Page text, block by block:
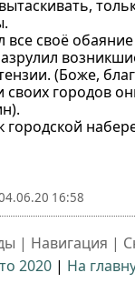
своё
(Боже,
своих городов
городской
16:58
| Навигация |
2020| На